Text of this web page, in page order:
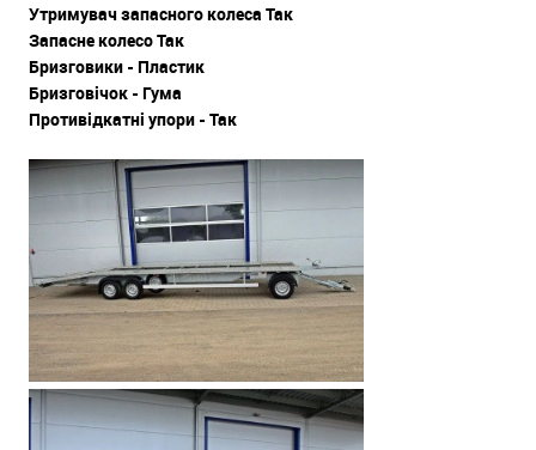
Утримувач запасного колеса Так
Запасне колесо Так
Бризговики - Пластик
Бризговічок - Гума
Противідкатні упори - Так